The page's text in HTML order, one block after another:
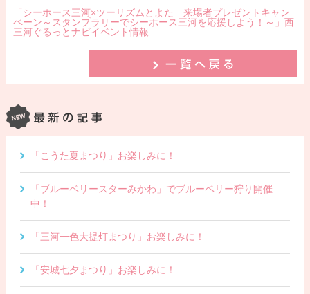
「シーホース三河×ツーリズムとよた 来場者プレゼントキャン
ペーン～スタンプラリーでシーホース三河を応援しよう！～」西
三河ぐるっとナビイベント情報
「こうた夏まつり」お楽しみに！
「ブルーベリースターみかわ」でブルーベリー狩り開催
中！
「三河一色大提灯まつり」お楽しみに！
「安城七夕まつり」お楽しみに！